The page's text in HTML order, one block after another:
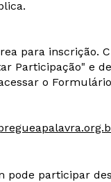
para inscrição.
Participação" e
o
pode participar